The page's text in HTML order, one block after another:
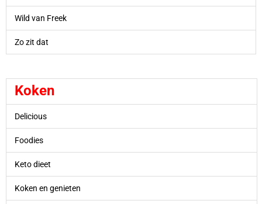
Wild van Freek
Zo zit dat
Koken
Delicious
Foodies
Keto dieet
Koken en genieten